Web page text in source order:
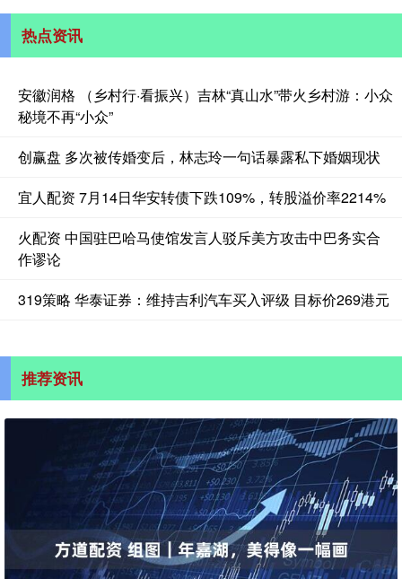
热点资讯
安徽润格 （乡村行·看振兴）吉林“真山水”带火乡村游：小众
秘境不再“小众”
创赢盘 多次被传婚变后，林志玲一句话暴露私下婚姻现状
宜人配资 7月14日华安转债下跌109%，转股溢价率2214%
火配资 中国驻巴哈马使馆发言人驳斥美方攻击中巴务实合
作谬论
319策略 华泰证券：维持吉利汽车买入评级 目标价269港元
推荐资讯